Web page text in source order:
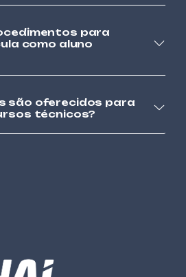
DE MÁQUINA RETA E
EM MÁQUINA
para
como aluno
são oferecidos para
técnicos?